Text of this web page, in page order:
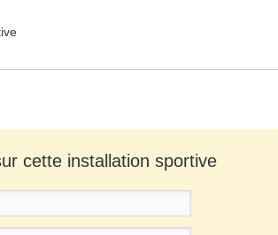
cette installation sportive